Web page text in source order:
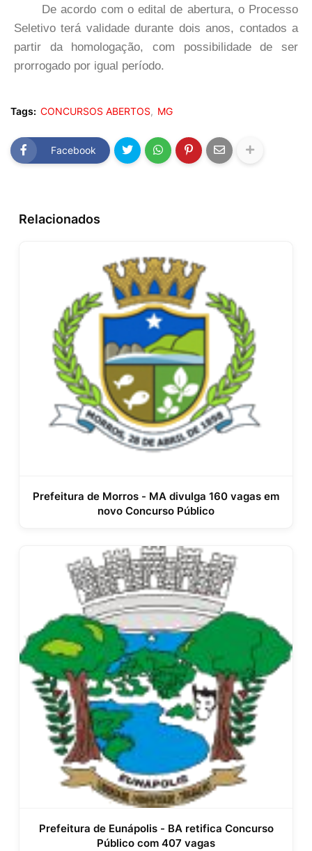
De acordo com o edital de abertura, o Processo
Seletivo terá validade durante dois anos, contados a
partir da homologação, com possibilidade de ser
prorrogado por igual período.
Tags: CONCURSOS ABERTOS MG
Facebook
Relacionados
Prefeitura de Morros - MA divulga 160 vagas em
novo Concurso Público
Prefeitura de Eunápolis - BA retifica Concurso
Público com 407 vagas